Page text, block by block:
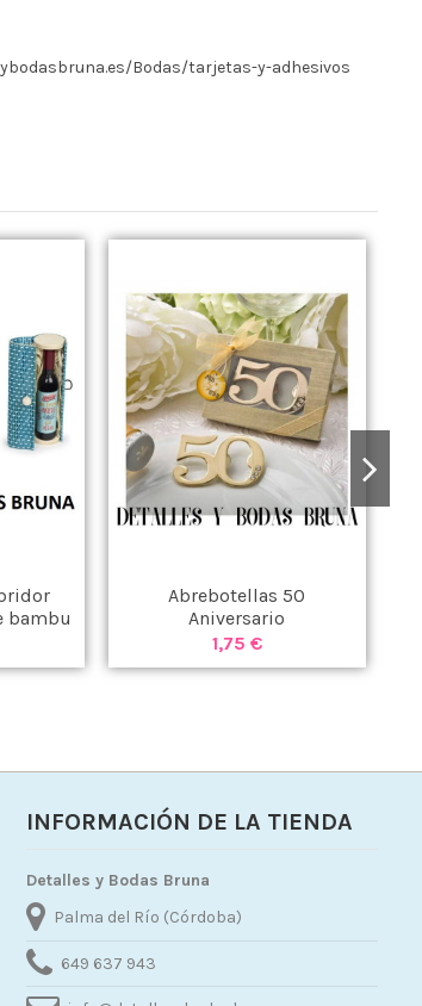
Bodas/tarjetas-y-adhesivos
bambu
Abrebotellas 50
Aniversario
1,75 €
INFORMACIÓN DE LA TIENDA
Detalles y Bodas Bruna
Palma del Río (Córdoba)
649 637 943